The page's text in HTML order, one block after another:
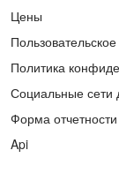
Цены
Политика
Социальные
Форма
Api